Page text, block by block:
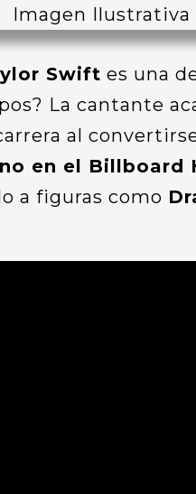
Swift es una
La cantante
al
en el Billboard
a figuras como